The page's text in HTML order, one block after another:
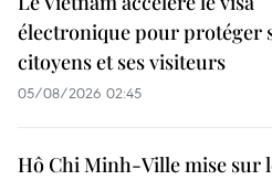
électronique pour protéger
citoyens et ses visiteurs
05/08/2026 02:45
Hô Chi Minh-Ville mise sur